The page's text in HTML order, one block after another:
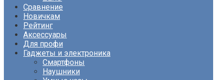
Сравнение
Новичкам
Рейтинг
Аксессуары
Для профи
Гаджеты и электроника
Смартфоны
Наушники